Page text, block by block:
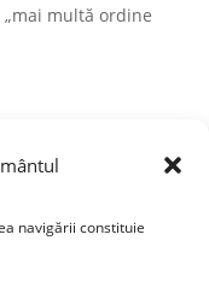
navigării constituie
multă ordine